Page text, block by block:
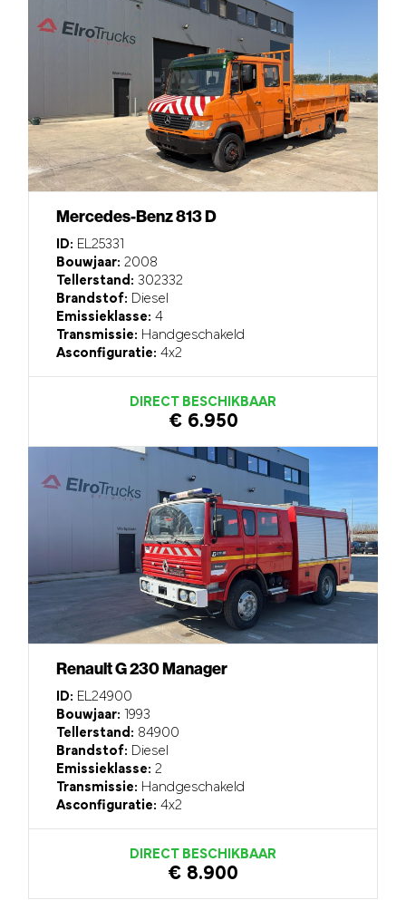
Mercedes-Benz 813 D
ID: EL25331
Bouwjaar: 2008
Tellerstand: 302332
Brandstof: Diesel
Emissieklasse: 4
Transmissie: Handgeschakeld
Asconfiguratie: 4x2
DIRECT BESCHIKBAAR
€ 6.950
Renault G 230 Manager
ID: EL24900
Bouwjaar: 1993
Tellerstand: 84900
Brandstof: Diesel
Emissieklasse: 2
Transmissie: Handgeschakeld
Asconfiguratie: 4x2
DIRECT BESCHIKBAAR
€ 8.900